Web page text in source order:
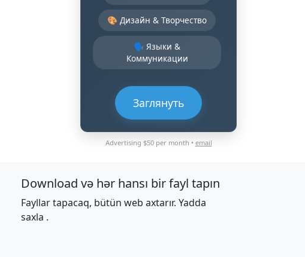
🎨 Дизайн & Творчество
🗣️ Языки &
Коммуникации
Заглянуть
Advertising $50 per month • email
Download və hər hansı bir fayl tapın
Fayllar tapacaq, bütün web axtarır. Yadda
saxla .